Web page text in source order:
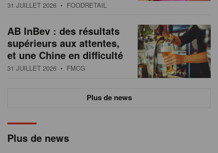
Plus de news
31 JUILLET 2026 • FOODRETAIL
AB InBev : des résultats
supérieurs aux attentes,
et une Chine en difficulté
31 JUILLET 2026 • FMCG
Plus de news